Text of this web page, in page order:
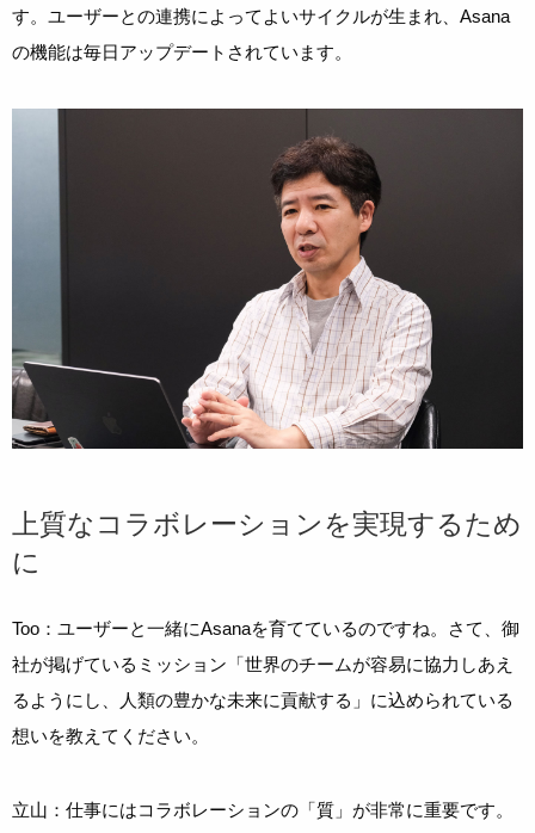
す。ユーザーとの連携によってよいサイクルが生まれ、Asana
の機能は毎日アップデートされています。
上質なコラボレーションを実現するため
に
Too：ユーザーと一緒にAsanaを育てているのですね。さて、御
社が掲げているミッション「世界のチームが容易に協力しあえ
るようにし、人類の豊かな未来に貢献する」に込められている
想いを教えてください。
立山：仕事にはコラボレーションの「質」が非常に重要です。